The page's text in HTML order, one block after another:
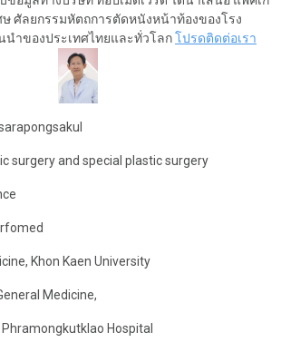
ศัลยกรรมหัตถการตัดหนังหน้าท้องของโรง
ำของประเทศไทยและทั่วโลกโปรดติดต่อเรา
surgery and special plastic surgery
Khon Kaen University
Medicine,
Hospital